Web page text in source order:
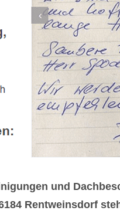
und
Rentweinsdorf